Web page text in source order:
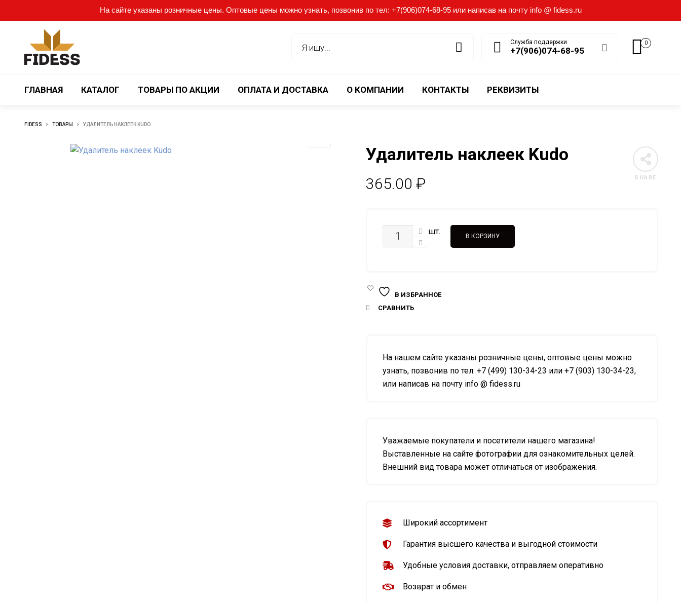
На сайте указаны розничные цены. Оптовые цены можно узнать, позвонив по тел: +7(906)074-68-95 или написав на почту info @ fidess.ru
Служба поддержки
+7(906)074-68-95
0
ГЛАВНАЯ КАТАЛОГ ТОВАРЫ ПО АКЦИИ ОПЛАТА И ДОСТАВКА О КОМПАНИИ КОНТАКТЫ РЕКВИЗИТЫ
FIDESS > ТОВАРЫ > УДАЛИТЕЛЬ НАКЛЕЕК KUDO
SHARE
Удалитель наклеек Kudo
365.00 ₽
КОЛИЧЕСТВО шт. В КОРЗИНУ
В ИЗБРАННОЕ
СРАВНИТЬ
На нашем сайте указаны розничные цены, оптовые цены можно
узнать, позвонив по тел: +7 (499) 130-34-23 или +7 (903) 130-34-23,
или написав на почту info @ fidess.ru
Уважаемые покупатели и посетители нашего магазина!
Выставленные на сайте фотографии для ознакомительных целей.
Внешний вид товара может отличаться от изображения.
Широкий ассортимент
Гарантия высшего качества и выгодной стоимости
Удобные условия доставки, отправляем оперативно
Возврат и обмен